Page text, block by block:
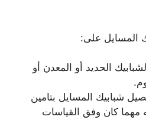
المسايل على:
الحديد أو المعدن أو
شبابيك المسايل بتامين
مهما كان وفق القياسات